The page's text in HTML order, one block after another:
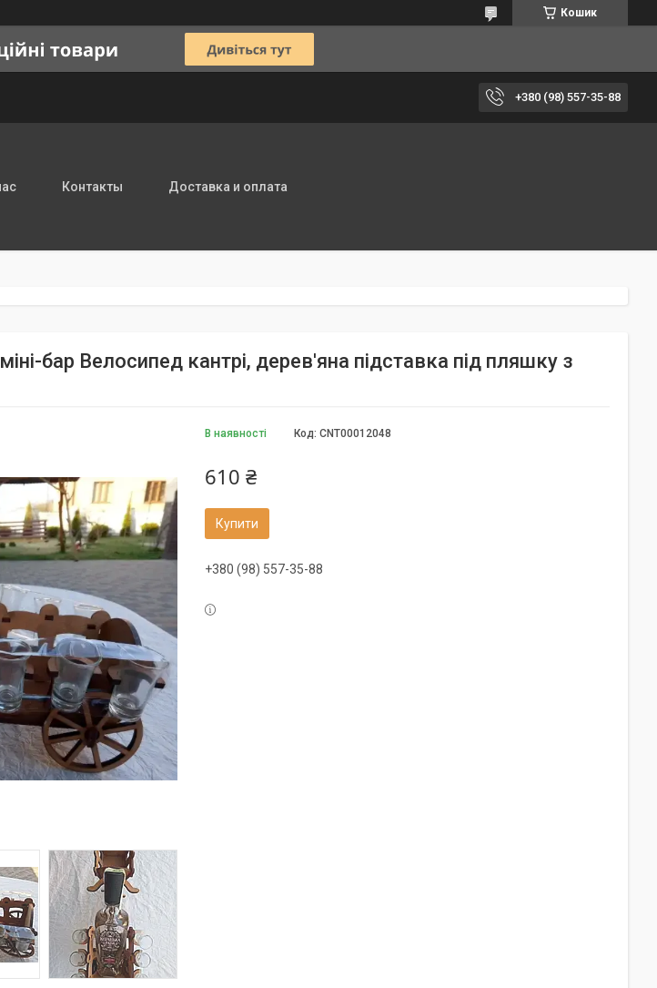
Кошик
+380 (98) 557-35-88
Контакты Доставка и оплата
бар Велосипед кантрі, дерев'яна підставка під пляшку з
В наявності Код: CNT00012048
610 ₴
Купити
+380 (98) 557-35-88